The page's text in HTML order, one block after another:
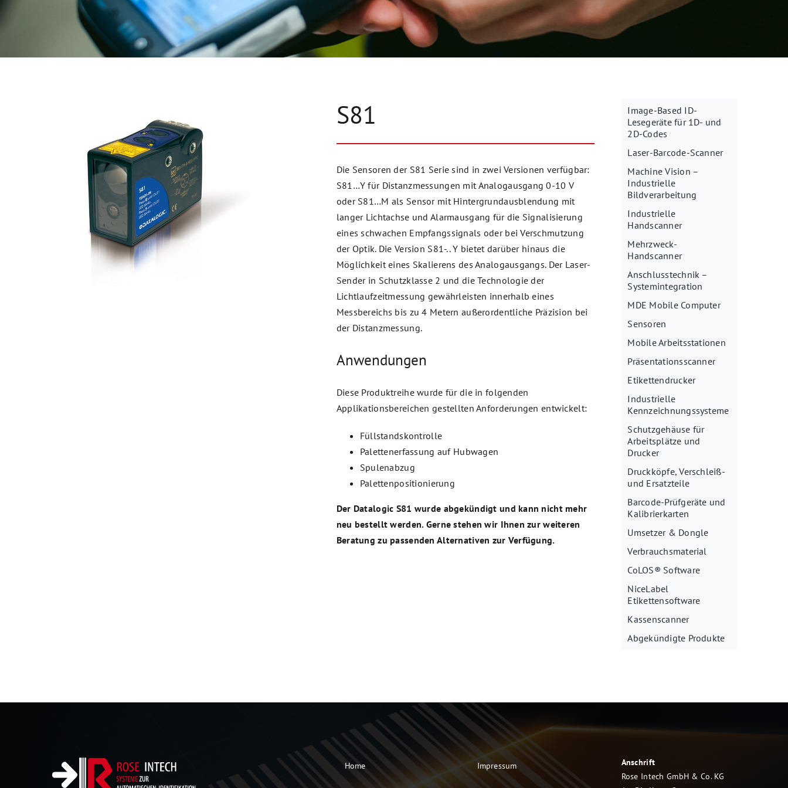
S81
Die Sensoren der S81 Serie sind in zwei Versionen verfügbar:
S81…Y für Distanzmessungen mit Analogausgang 0-10 V
oder S81…M als Sensor mit Hintergrundausblendung mit
langer Lichtachse und Alarmausgang für die Signalisierung
eines schwachen Empfangssignals oder bei Verschmutzung
der Optik. Die Version S81-.. Y bietet darüber hinaus die
Möglichkeit eines Skalierens des Analogausgangs. Der Laser-
Sender in Schutzklasse 2 und die Technologie der
Lichtlaufzeitmessung gewährleisten innerhalb eines
Messbereichs bis zu 4 Metern außerordentliche Präzision bei
der Distanzmessung.
Anwendungen
Diese Produktreihe wurde für die in folgenden
Applikationsbereichen gestellten Anforderungen entwickelt:
Füllstandskontrolle
Palettenerfassung auf Hubwagen
Spulenabzug
Palettenpositionierung
Der Datalogic S81 wurde abgekündigt und kann nicht mehr
neu bestellt werden. Gerne stehen wir Ihnen zur weiteren
Beratung zu passenden Alternativen zur Verfügung.
Image-Based ID-
Lesegeräte für 1D- und
2D-Codes
Laser-Barcode-Scanner
Machine Vision –
Industrielle
Bildverarbeitung
Industrielle
Handscanner
Mehrzweck-
Handscanner
Anschlusstechnik –
Systemintegration
MDE Mobile Computer
Sensoren
Mobile Arbeitsstationen
Präsentationsscanner
Etikettendrucker
Industrielle
Kennzeichnungssysteme
Schutzgehäuse für
Arbeitsplätze und
Drucker
Druckköpfe, Verschleiß-
und Ersatzteile
Barcode-Prüfgeräte und
Kalibrierkarten
Umsetzer & Dongle
Verbrauchsmaterial
CoLOS® Software
NiceLabel
Etikettensoftware
Kassenscanner
Abgekündigte Produkte
Home Impressum
Anschrift
Rose Intech GmbH & Co. KG